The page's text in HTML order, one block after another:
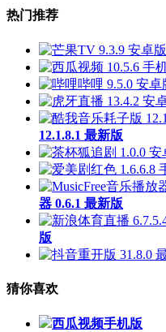
热门推荐
12.1.8.1 最新版
器 0.6.1 最新版
版
猜你喜欢
西瓜视频手机版